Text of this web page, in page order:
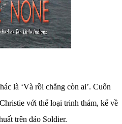
là ‘Và rồi chẳng còn ai’. Cuốn
với thể loại trinh thám, kể về
trên đảo Soldier.